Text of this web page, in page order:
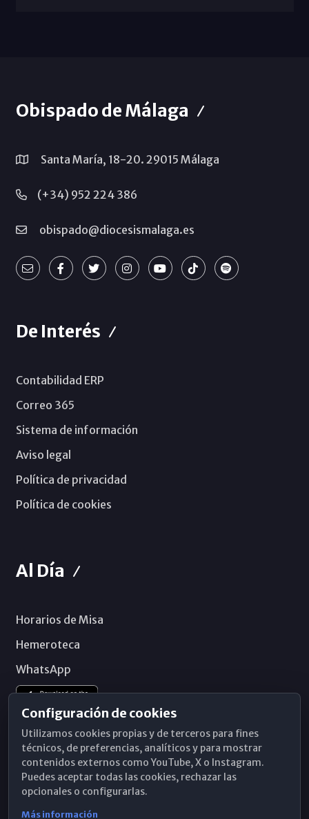
Obispado de Málaga
Santa María, 18-20. 29015 Málaga
(+34) 952 224 386
obispado@diocesismalaga.es
De Interés
Contabilidad ERP
Correo 365
Sistema de información
Aviso legal
Política de privacidad
Política de cookies
Al Día
Horarios de Misa
Hemeroteca
WhatsApp
Configuración de cookies
Utilizamos cookies propias y de terceros para fines
técnicos, de preferencias, analíticos y para mostrar
contenidos externos como YouTube, X o Instagram.
Puedes aceptar todas las cookies, rechazar las
opcionales o configurarlas.
Más información